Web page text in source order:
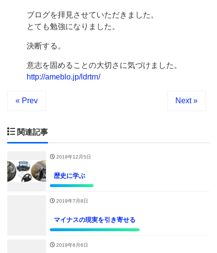
ブログを拝見させていただきました。
とても勉強になりました。
決断する。
意志を固めることの大切さに気づけました。
http://ameblo.jp/ldrtrn/
« Prev Next »
関連記事
2019年12月5日
歴史に学ぶ
2019年7月8日
マイナスの現実を引き寄せる
2019年6月6日